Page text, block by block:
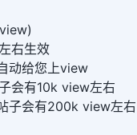
右生效
动给您上view
会有10k view左右
子会有200k view左右